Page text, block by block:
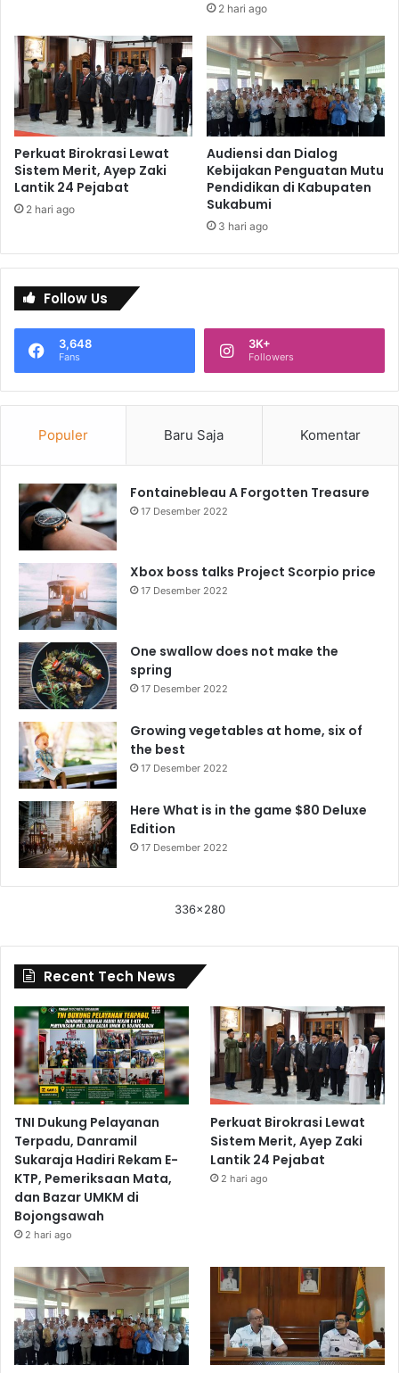
2 hari ago
Perkuat Birokrasi Lewat
Sistem Merit, Ayep Zaki
Lantik 24 Pejabat
2 hari ago
Audiensi dan Dialog
Kebijakan Penguatan Mutu
Pendidikan di Kabupaten
Sukabumi
3 hari ago
Follow Us
3,648
Fans
3K+
Followers
Populer Baru Saja Komentar
Fontainebleau A Forgotten Treasure
17 Desember 2022
Xbox boss talks Project Scorpio price
17 Desember 2022
One swallow does not make the
spring
17 Desember 2022
Growing vegetables at home, six of
the best
17 Desember 2022
Here What is in the game $80 Deluxe
Edition
17 Desember 2022
336x280
Recent Tech News
TNI Dukung Pelayanan
Terpadu, Danramil
Sukaraja Hadiri Rekam E-
KTP, Pemeriksaan Mata,
dan Bazar UMKM di
Bojongsawah
2 hari ago
Perkuat Birokrasi Lewat
Sistem Merit, Ayep Zaki
Lantik 24 Pejabat
2 hari ago